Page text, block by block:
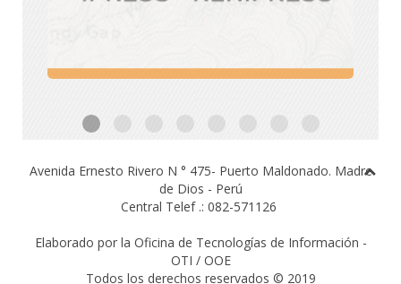
Avenida Ernesto Rivero N ° 475- Puerto Maldonado. Madre
de Dios - Perú
Central Telef .: 082-571126
Elaborado por la Oficina de Tecnologías de Información -
OTI / OOE
Todos los derechos reservados © 2019